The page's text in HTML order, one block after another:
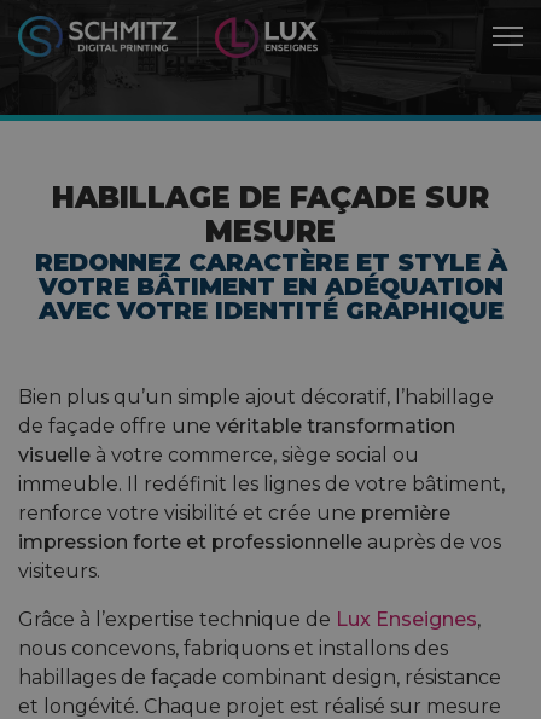
HABILLAGE DE FAÇADE SUR
MESURE
REDONNEZ CARACTÈRE ET STYLE À
VOTRE BÂTIMENT EN ADÉQUATION
AVEC VOTRE IDENTITÉ GRAPHIQUE
Bien plus qu’un simple ajout décoratif, l’habillage
de façade offre une véritable transformation
visuelle à votre commerce, siège social ou
immeuble. Il redéfinit les lignes de votre bâtiment,
renforce votre visibilité et crée une première
impression forte et professionnelle auprès de vos
visiteurs.
Grâce à l’expertise technique de Lux Enseignes,
nous concevons, fabriquons et installons des
habillages de façade combinant design, résistance
et longévité. Chaque projet est réalisé sur mesure